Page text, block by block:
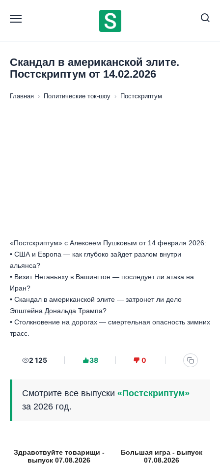
содержанию
Скандал в американской элите.
Постскриптум от 14.02.2026
Главная › Политические ток-шоу › Постскриптум
«Постскриптум» с Алексеем Пушковым от 14 февраля 2026:
• США и Европа — как глубоко зайдет разлом внутри
альянса?
• Визит Нетаньяху в Вашингтон — последует ли атака на
Иран?
• Скандал в американской элите — затронет ли дело
Эпштейна Дональда Трампа?
• Столкновение на дорогах — смертельная опасность зимних
трасс.
2 125 38 0
Смотрите все выпуски «Постскриптум»
за 2026 год.
Здравствуйте товарищи -
выпуск 07.08.2026
Большая игра - выпуск
07.08.2026